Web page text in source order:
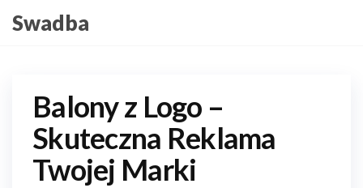
toSwadba
Balony z Logo –
Skuteczna Reklama
Twojej Marki